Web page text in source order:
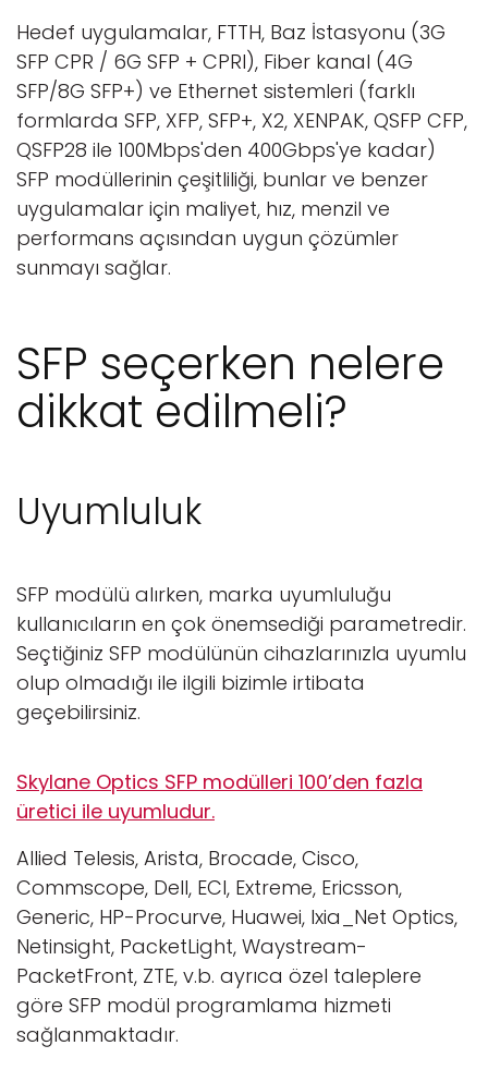
Hedef uygulamalar, FTTH, Baz İstasyonu (3G
SFP CPR / 6G SFP + CPRI), Fiber kanal (4G
SFP/8G SFP+) ve Ethernet sistemleri (farklı
formlarda SFP, XFP, SFP+, X2, XENPAK, QSFP CFP,
QSFP28 ile 100Mbps'den 400Gbps'ye kadar)
SFP modüllerinin çeşitliliği, bunlar ve benzer
uygulamalar için maliyet, hız, menzil ve
performans açısından uygun çözümler
sunmayı sağlar.
SFP seçerken nelere
dikkat edilmeli?
Uyumluluk
SFP modülü alırken, marka uyumluluğu
kullanıcıların en çok önemsediği parametredir.
Seçtiğiniz SFP modülünün cihazlarınızla uyumlu
olup olmadığı ile ilgili bizimle irtibata
geçebilirsiniz.
Skylane Optics SFP modülleri 100’den fazla
üretici ile uyumludur.
Allied Telesis, Arista, Brocade, Cisco,
Commscope, Dell, ECI, Extreme, Ericsson,
Generic, HP-Procurve, Huawei, Ixia_Net Optics,
Netinsight, PacketLight, Waystream-
PacketFront, ZTE, v.b. ayrıca özel taleplere
göre SFP modül programlama hizmeti
sağlanmaktadır.